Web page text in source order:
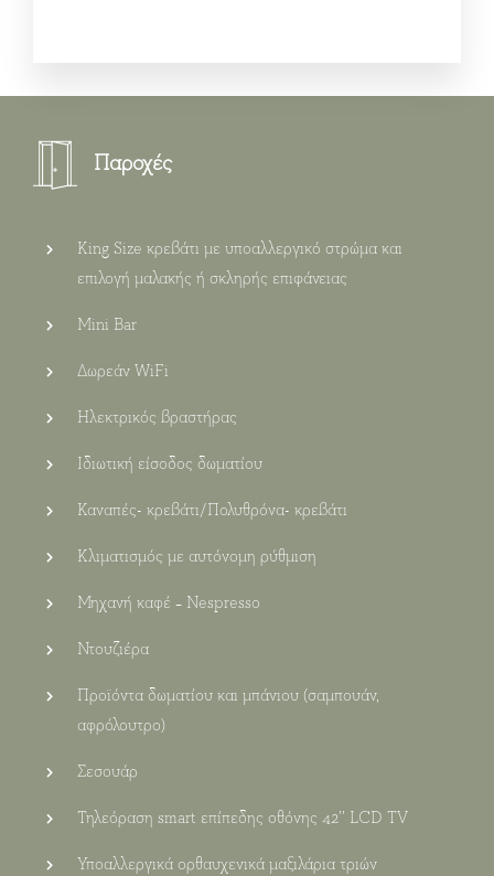
Παροχές
King Size κρεβάτι με υποαλλεργικό στρώμα και
επιλογή μαλακής ή σκληρής επιφάνειας
Mini Bar
Δωρεάν WiFi
Ηλεκτρικός βραστήρας
Ιδιωτική είσοδος δωματίου
Καναπές- κρεβάτι/Πολυθρόνα- κρεβάτι
Κλιματισμός με αυτόνομη ρύθμιση
Μηχανή καφέ – Nespresso
Ντουζιέρα
Προϊόντα δωματίου και μπάνιου (σαμπουάν,
αφρόλουτρο)
Σεσουάρ
Τηλεόραση smart επίπεδης οθόνης 42’’ LCD TV
Υποαλλεργικά ορθαυχενικά μαξιλάρια τριών